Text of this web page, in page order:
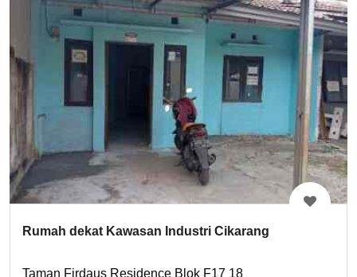
Rumah dekat Kawasan Industri Cikarang
Taman Firdaus Residence Blok F17 18